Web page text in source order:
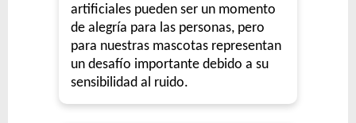
artificiales pueden ser un momento
de alegría para las personas, pero
para nuestras mascotas representan
un desafío importante debido a su
sensibilidad al ruido.